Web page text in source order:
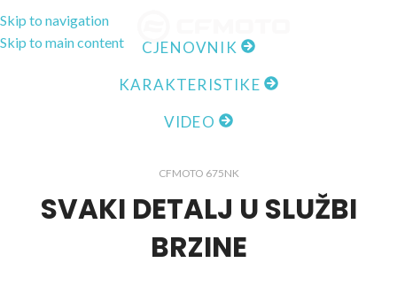
Skip to navigation
Skip to main content
MENI
CJENOVNIK
KARAKTERISTIKE
VIDEO
CFMOTO 675NK
SVAKI DETALJ U SLUŽBI
BRZINE